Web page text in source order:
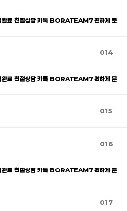
료 친절상담 카톡 BORATEAM7 편하게 문
014
료 친절상담 카톡 BORATEAM7 편하게 문
015
016
료 친절상담 카톡 BORATEAM7 편하게 문
017